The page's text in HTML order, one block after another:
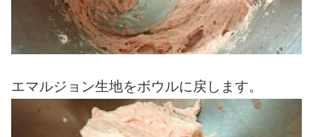
エマルジョン生地をボウルに戻します。